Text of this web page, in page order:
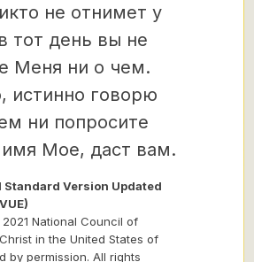
не отнимет у
тот день вы не
Меня ни о чем.
истинно говорю
ни попросите
Мое, даст вам.
Standard Version Updated
National Council of
in the United States of
by permission. All rights